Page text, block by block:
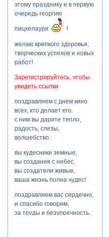
этому празднику и в первую
очередь георгию
пицхелаури !
желаю крепкого здоровья,
творческих успехов и новых
работ!
Зарегистрируйтесь, чтобы
увидеть ссылки
поздравляем с днем кино
всех, кто делает его.
с ним вы дарите тепло,
радость, слезы,
волшебство.
вы кудесники земные,
вы создания с небес,
вы создатели живые,
ваша жизнь полна чудес!
поздравляем вас сердечно,
и спасибо говорим,
за труды и безупречность.